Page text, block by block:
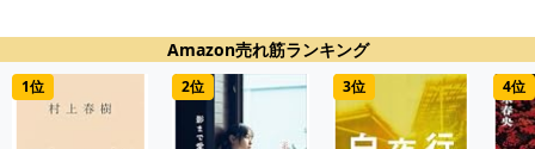
Amazon売れ筋ランキング
1位 2位 3位 4位